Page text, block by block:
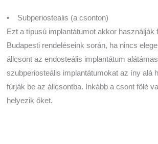
• Subperiostealis (a csonton)
Ezt a típusú implantátumot akkor használják
Budapesti rendeléseink során, ha nincs
állcsont az endosteális implantátum
szubperiosteális implantátumokat az íny alá
fúrják be az állcsontba. Inkább a csont fölé
helyezik őket.